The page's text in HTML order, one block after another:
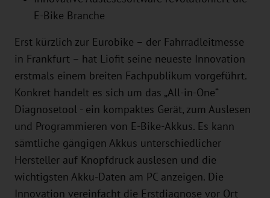
E-Bike Branche
Erst kürzlich zur Eurobike – der Fahrradleitmesse
in Frankfurt – hat Liofit seine neueste Innovation
erstmals einem breiten Fachpublikum vorgeführt.
Konkret handelt es sich um das „All-in-One“
Diagnosetool - ein kompaktes Gerät, zum Auslesen
und Programmieren von E-Bike-Akkus. Es kann
sämtliche gängigen Akkus unterschiedlicher
Hersteller auf Knopfdruck auslesen und die
wichtigsten Akku-Daten am PC anzeigen. Die
Innovation vereinfacht die Erstdiagnose vor Ort